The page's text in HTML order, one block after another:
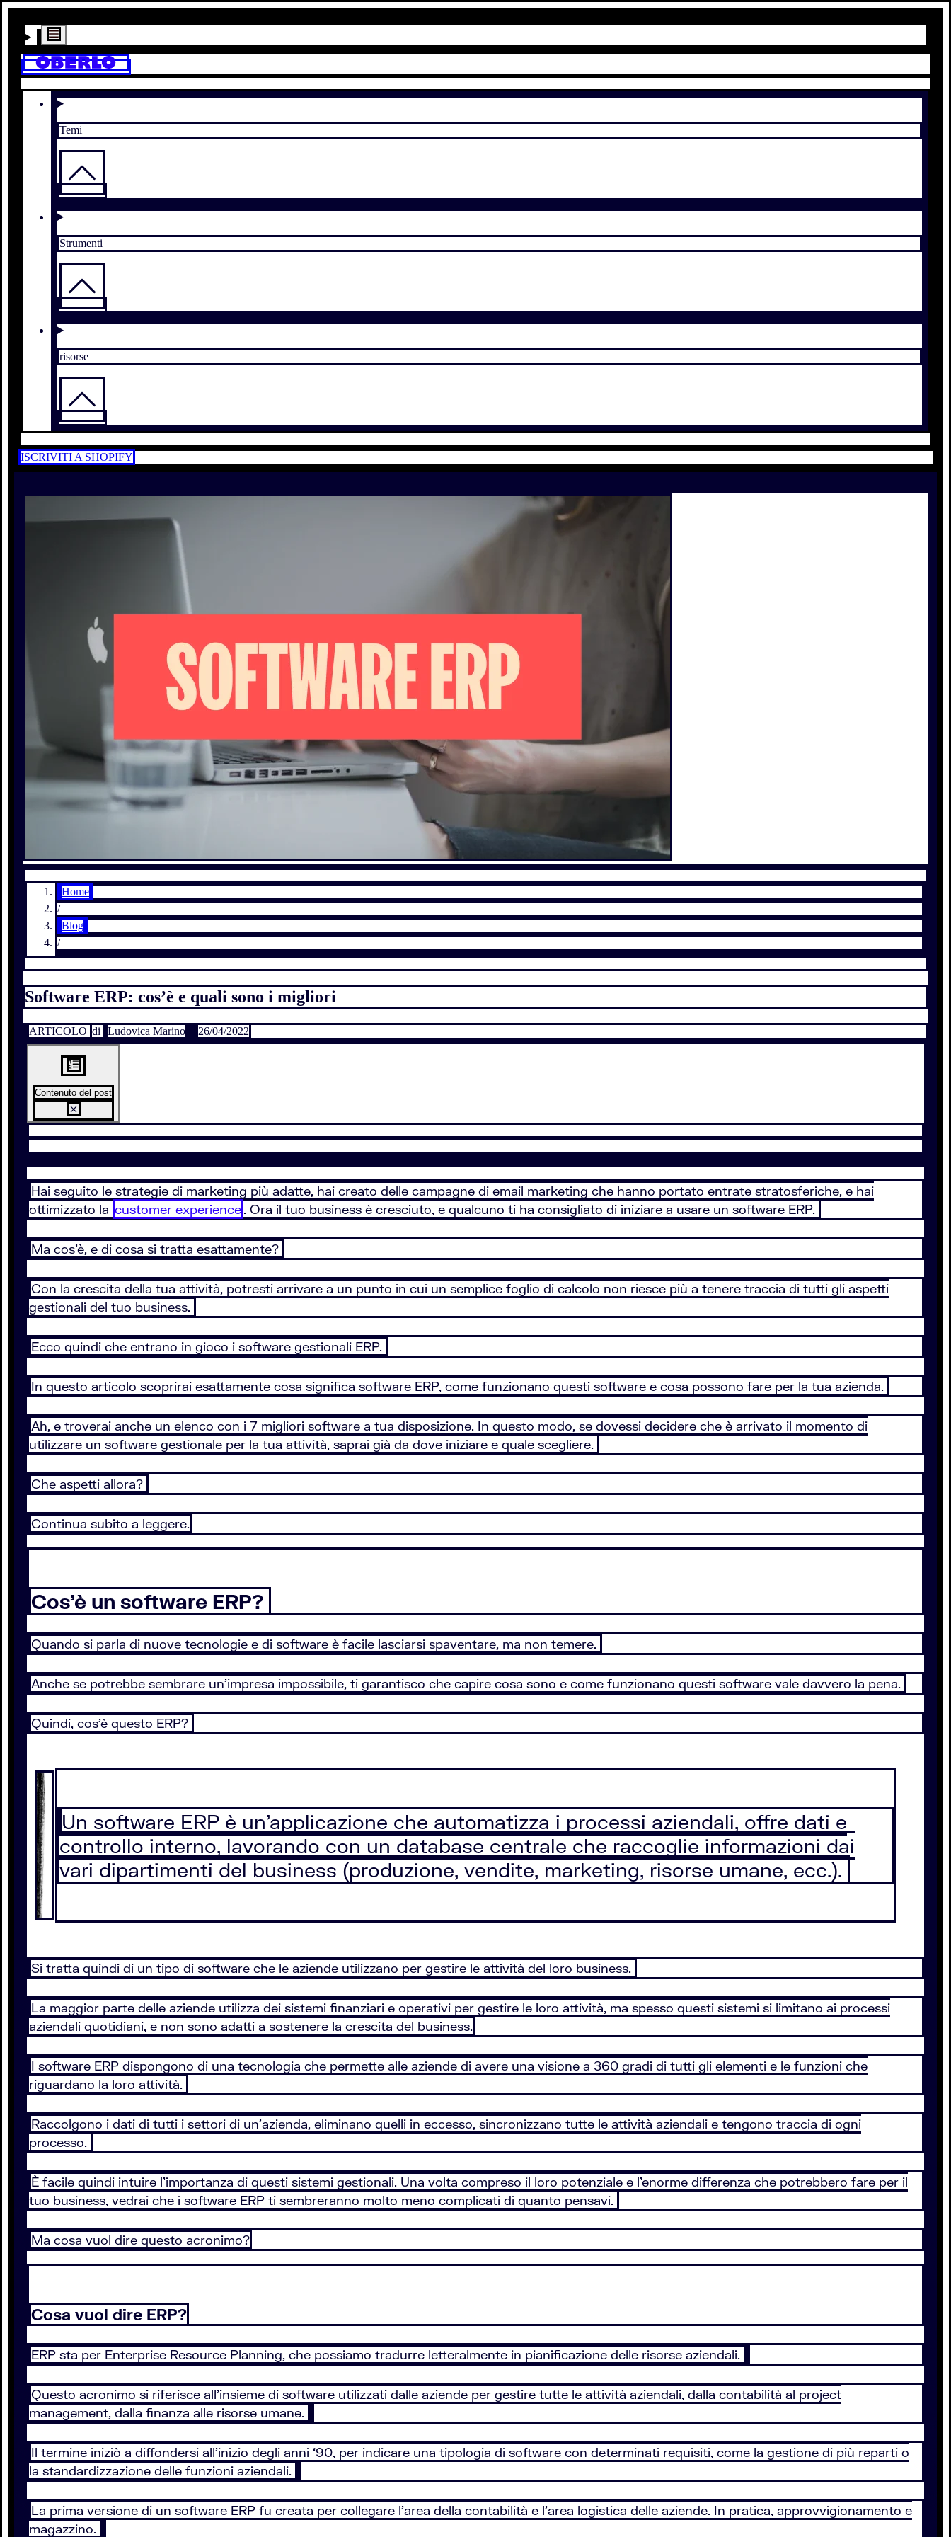
Temi
Strumenti
risorse
ISCRIVITI A SHOPIFY
Home
/
Blog
/
Software ERP: cos’è e quali sono i migliori
ARTICOLO di Ludovica Marino 26/04/2022
Contenuto del post
Hai seguito le strategie di marketing più adatte, hai creato delle campagne di email marketing che hanno portato entrate stratosferiche, e hai
ottimizzato la customer experience. Ora il tuo business è cresciuto, e qualcuno ti ha consigliato di iniziare a usare un software ERP.
Ma cos’è, e di cosa si tratta esattamente?
Con la crescita della tua attività, potresti arrivare a un punto in cui un semplice foglio di calcolo non riesce più a tenere traccia di tutti gli aspetti
gestionali del tuo business.
Ecco quindi che entrano in gioco i software gestionali ERP.
In questo articolo scoprirai esattamente cosa significa software ERP, come funzionano questi software e cosa possono fare per la tua azienda.
Ah, e troverai anche un elenco con i 7 migliori software a tua disposizione. In questo modo, se dovessi decidere che è arrivato il momento di
utilizzare un software gestionale per la tua attività, saprai già da dove iniziare e quale scegliere.
Che aspetti allora?
Continua subito a leggere.
Cos’è un software ERP?
Quando si parla di nuove tecnologie e di software è facile lasciarsi spaventare, ma non temere.
Anche se potrebbe sembrare un’impresa impossibile, ti garantisco che capire cosa sono e come funzionano questi software vale davvero la pena.
Quindi, cos’è questo ERP?
Un software ERP è un’applicazione che automatizza i processi aziendali, offre dati e
controllo interno, lavorando con un database centrale che raccoglie informazioni dai
vari dipartimenti del business (produzione, vendite, marketing, risorse umane, ecc.).
Si tratta quindi di un tipo di software che le aziende utilizzano per gestire le attività del loro business.
La maggior parte delle aziende utilizza dei sistemi finanziari e operativi per gestire le loro attività, ma spesso questi sistemi si limitano ai processi
aziendali quotidiani, e non sono adatti a sostenere la crescita del business.
I software ERP dispongono di una tecnologia che permette alle aziende di avere una visione a 360 gradi di tutti gli elementi e le funzioni che
riguardano la loro attività.
Raccolgono i dati di tutti i settori di un’azienda, eliminano quelli in eccesso, sincronizzano tutte le attività aziendali e tengono traccia di ogni
processo.
È facile quindi intuire l’importanza di questi sistemi gestionali. Una volta compreso il loro potenziale e l’enorme differenza che potrebbero fare per il
tuo business, vedrai che i software ERP ti sembreranno molto meno complicati di quanto pensavi.
Ma cosa vuol dire questo acronimo?
Cosa vuol dire ERP?
ERP sta per Enterprise Resource Planning, che possiamo tradurre letteralmente in pianificazione delle risorse aziendali.
Questo acronimo si riferisce all’insieme di software utilizzati dalle aziende per gestire tutte le attività aziendali, dalla contabilità al project
management, dalla finanza alle risorse umane.
Il termine iniziò a diffondersi all’inizio degli anni ‘90, per indicare una tipologia di software con determinati requisiti, come la gestione di più reparti o
la standardizzazione delle funzioni aziendali.
La prima versione di un software ERP fu creata per collegare l’area della contabilità e l’area logistica delle aziende. In pratica, approvvigionamento e
magazzino.